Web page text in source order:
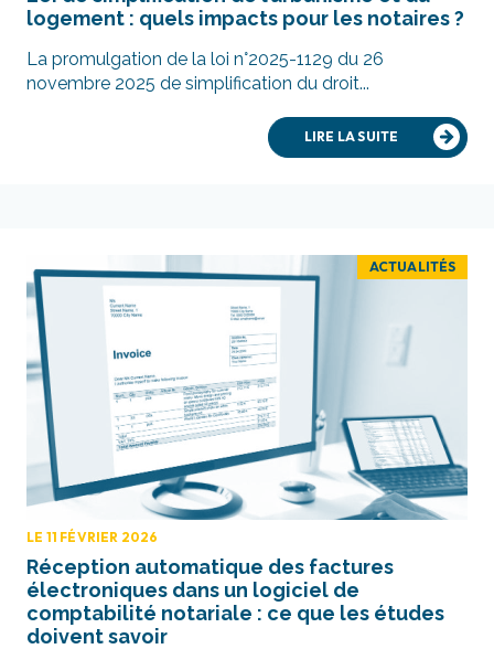
logement : quels impacts pour les notaires ?
La promulgation de la loi n°2025-1129 du 26
novembre 2025 de simplification du droit...
LIRE LA SUITE
ACTUALITÉS
LE 11 FÉVRIER 2026
Réception automatique des factures
électroniques dans un logiciel de
comptabilité notariale : ce que les études
doivent savoir